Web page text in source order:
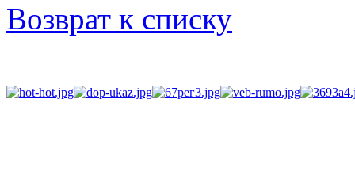
Возврат к списку